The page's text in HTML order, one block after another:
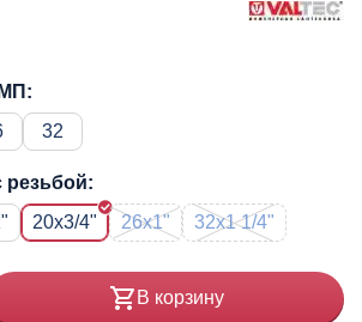
32
20x3/4" 26x1" 32x1 1/4"
В корзину